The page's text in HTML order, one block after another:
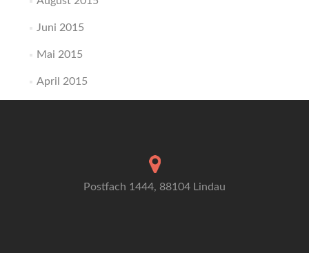
Juni 2015
Mai 2015
April 2015
Postfach 1444, 88104 Lindau